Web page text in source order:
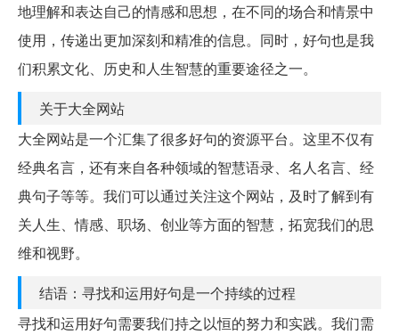
地理解和表达自己的情感和思想，在不同的场合和情景中
使用，传递出更加深刻和精准的信息。同时，好句也是我
们积累文化、历史和人生智慧的重要途径之一。
关于大全网站
大全网站是一个汇集了很多好句的资源平台。这里不仅有
经典名言，还有来自各种领域的智慧语录、名人名言、经
典句子等等。我们可以通过关注这个网站，及时了解到有
关人生、情感、职场、创业等方面的智慧，拓宽我们的思
维和视野。
结语：寻找和运用好句是一个持续的过程
寻找和运用好句需要我们持之以恒的努力和实践。我们需